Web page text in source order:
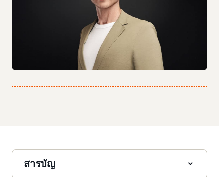
สารบัญ